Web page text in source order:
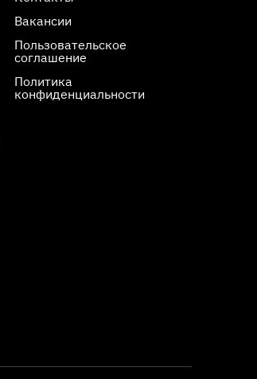
Вакансии
Пользовательское
соглашение
Политика
конфиденциальности